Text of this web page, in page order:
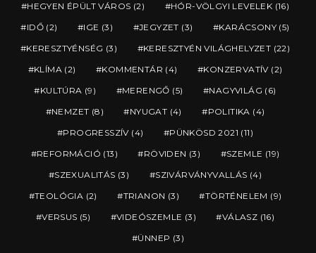
HEGYEN ÉPÜLT VÁROS (2) HÓR-VÖLGYI LEVELEK (16)
IDŐ (2) IGE (3) JEGYZET (3) KARÁCSONY(5)
KERESZTYÉNSÉG (3) KERESZTYÉN VILÁGHELYZET (22)
KLÍMA(2) KOMMENTÁR (4) KONZERVATÍV(2)
KULTÚRA (9) MERENGŐ (5) NAGYVILÁG (6)
NEMZET (8) NYUGAT (4) POLITIKA (4)
PROGRESSZÍV(4) PÜNKÖSD 2021 (11)
REFORMÁCIÓ (13) RÖVIDEN (3) SZEMLE (19)
SZEXUALITÁS (3) SZIVÁRVÁNYVALLÁS (4)
TEOLÓGIA (2) TRIANON (3) TÖRTÉNELEM (9)
VERSUS (5) VIDEÓSZEMLE (3) VÁLASZ (16)
ÜNNEP (3)